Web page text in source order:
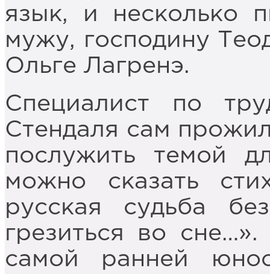
язык, и несколько
мужу, господину
Ольге Лагренэ.
Специалист по
Стендаля сам
послужить темой
можно сказать
русская судьба
грезиться во
самой ранней